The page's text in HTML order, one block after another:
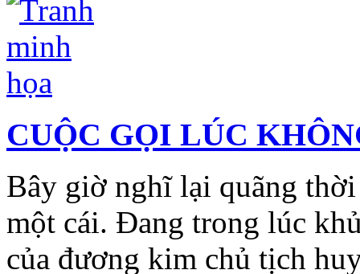
CUỘC GỌI LÚC
Bây giờ nghĩ lại quãng
một cái. Đang trong lúc
của đương kim chủ tịch